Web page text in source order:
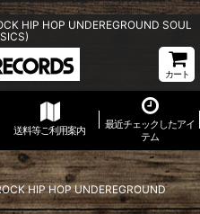
HIP HOP UNDEREGROUND SOUL
カート
送料等ご利用案内
最近チェックしたアイ
テム
HIP HOP UNDEREGROUND